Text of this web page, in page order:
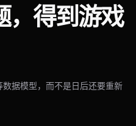
，得到游戏
据模型，而不是日后还要重新